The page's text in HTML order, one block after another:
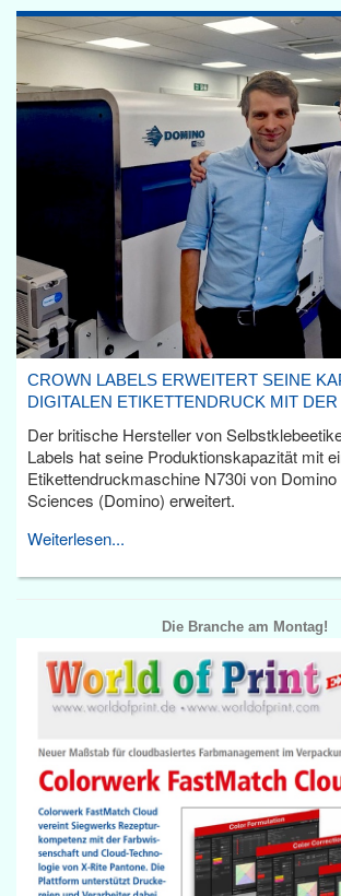
CROWN LABELS ERWEITERT SEINE
DIGITALEN ETIKETTENDRUCK MIT
Der britische Hersteller von
Labels hat seine Produktionskapazität mit
Etikettendruckmaschine N730i von Domino
Sciences (Domino) erweitert.
Weiterlesen...
Die Branche am Montag!